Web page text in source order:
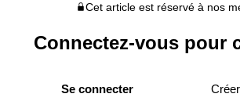
Cet article est réservé à nos
Connectez-vous pour
Se connecter